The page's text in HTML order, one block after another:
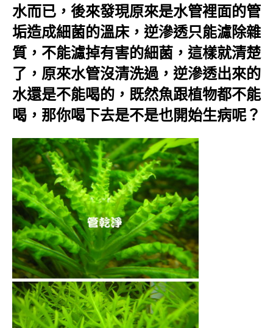
水而已，後來發現原來是水管裡面的管
垢造成細菌的溫床，逆滲透只能濾除雜
質，不能濾掉有害的細菌，這樣就清楚
了，原來水管沒清洗過，逆滲透出來的
水還是不能喝的，既然魚跟植物都不能
喝，那你喝下去是不是也開始生病呢？